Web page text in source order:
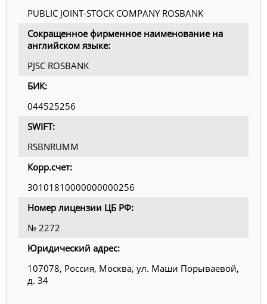
PUBLIC JOINT-STOCK COMPANY ROSBANK
Сокращенное фирменное наименование на
английском языке:
PJSC ROSBANK
БИК:
044525256
SWIFT:
RSBNRUMM
Корр.счет:
30101810000000000256
Номер лицензии ЦБ РФ:
№ 2272
Юридический адрес:
107078, Россия, Москва, ул. Маши Порываевой,
д. 34